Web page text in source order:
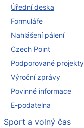
Úřední deska
Formuláře
Nahlášení pálení
Czech Point
Podporované projekty
Výroční zprávy
Povinné informace
E-podatelna
Sport a volný čas